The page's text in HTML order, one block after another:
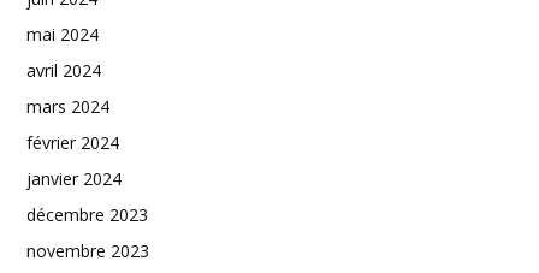
mai 2024
avril 2024
mars 2024
février 2024
janvier 2024
décembre 2023
novembre 2023